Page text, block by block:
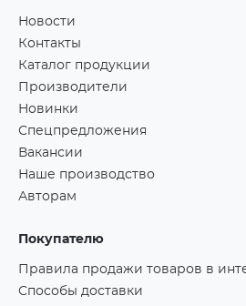
Новости
Контакты
Каталог продукции
Производители
Новинки
Спецпредложения
Вакансии
Наше производство
Авторам
Покупателю
Правила продажи товаров в
Способы доставки